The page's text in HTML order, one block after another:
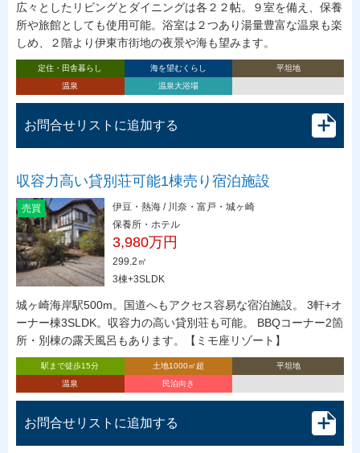
広々としたリビングとダイニングは各２２帖。９室を備え、保養
所や旅館としても使用可能。浴室は２つあり湯量豊富な温泉も楽
しめ、２階より伊東市街地の夜景や海も望みます。
定住・田舎暮らし 海を望むくらし
平坦地
温泉
温泉大浴場
お問合せリストに追加する
収容力高い貸別荘可能1棟売り宿泊施設
売買
伊豆・熱海 / 川奈・富戸・城ヶ崎
保養所・ホテル
3,980万円
299.2㎡
3棟+3SLDK
城ヶ崎海岸駅500m。国道へもアクセス容易な宿泊施設。 3軒+オ
ーナー棟3SLDK。収容力の高い貸別荘も可能。 BBQコーナー2箇
所・別棟の露天風呂もあります。【ミモ座リゾート】
駅まで徒歩15分 土地1000㎡超
平坦地
温泉
民泊向き
お問合せリストに追加する